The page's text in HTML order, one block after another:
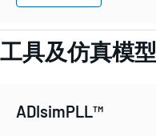
工具及仿真模型
ADIsimPLL™